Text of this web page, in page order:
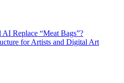
Replace “Meat Bags”?
for Artists and Digital Art